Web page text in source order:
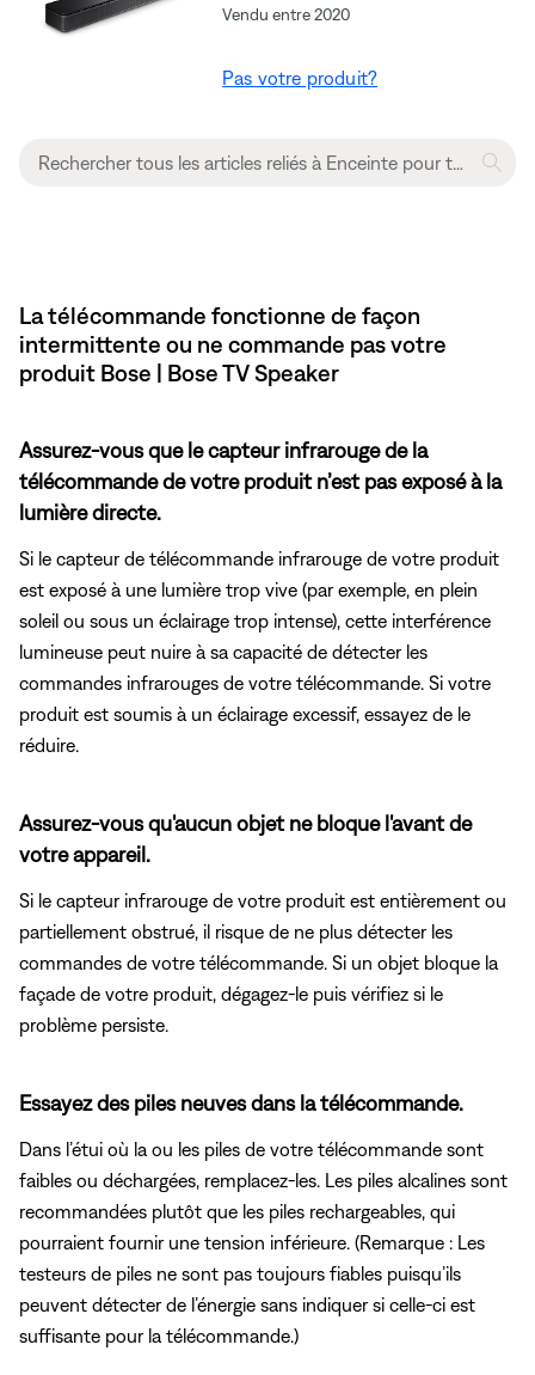
Vendu entre 2020
Pas votre produit?
La télécommande fonctionne de façon
intermittente ou ne commande pas votre
produit Bose | Bose TV Speaker
Assurez-vous que le capteur infrarouge de la
télécommande de votre produit n’est pas exposé à la
lumière directe.
Si le capteur de télécommande infrarouge de votre produit
est exposé à une lumière trop vive (par exemple, en plein
soleil ou sous un éclairage trop intense), cette interférence
lumineuse peut nuire à sa capacité de détecter les
commandes infrarouges de votre télécommande. Si votre
produit est soumis à un éclairage excessif, essayez de le
réduire.
Assurez-vous qu'aucun objet ne bloque l'avant de
votre appareil.
Si le capteur infrarouge de votre produit est entièrement ou
partiellement obstrué, il risque de ne plus détecter les
commandes de votre télécommande. Si un objet bloque la
façade de votre produit, dégagez-le puis vérifiez si le
problème persiste.
Essayez des piles neuves dans la télécommande.
Dans l’étui où la ou les piles de votre télécommande sont
faibles ou déchargées, remplacez-les. Les piles alcalines sont
recommandées plutôt que les piles rechargeables, qui
pourraient fournir une tension inférieure. (Remarque : Les
testeurs de piles ne sont pas toujours fiables puisqu’ils
peuvent détecter de l’énergie sans indiquer si celle-ci est
suffisante pour la télécommande.)